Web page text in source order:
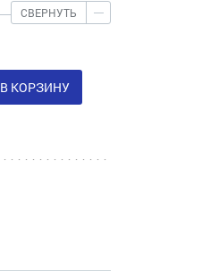
СВЕРНУТЬ
В КОРЗИНУ